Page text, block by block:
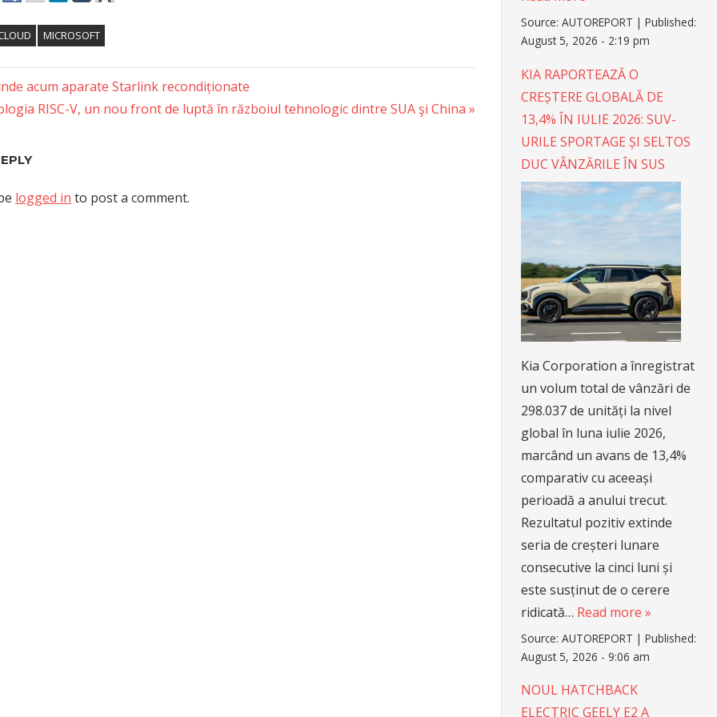
MICROSOFT
acum aparate Starlink recondiționate
RISC-V, un nou front de luptă în războiul tehnologic dintre SUA şi China
logged in to post a comment.
Source:AUTOREPORT |Published:
August 5, 2026 - 2:19 pm
KIA RAPORTEAZĂ O
CREȘTERE GLOBALĂ DE
13,4% ÎN IULIE 2026: SUV-
URILE SPORTAGE ȘI SELTOS
DUC VÂNZĂRILE ÎN SUS
Kia Corporation a înregistrat
un volum total de vânzări de
298.037 de unități la nivel
global în luna iulie 2026,
marcând un avans de 13,4%
comparativ cu aceeași
perioadă a anului trecut.
Rezultatul pozitiv extinde
seria de creșteri lunare
consecutive la cinci luni și
este susținut de o cerere
ridicată… Read more »
Source:AUTOREPORT |Published:
August 5, 2026 - 9:06 am
NOUL HATCHBACK
ELECTRIC GEELY E2 A